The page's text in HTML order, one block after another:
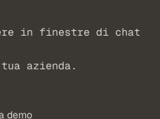
in finestre di chat
azienda.
demo